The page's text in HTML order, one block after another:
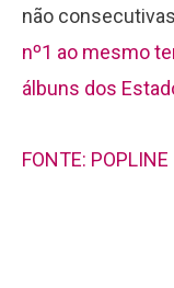
não
nº1 ao mesmo
álbuns dos
FONTE: POPLINE